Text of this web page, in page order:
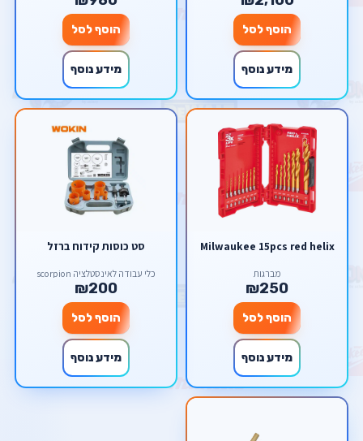
הוסף לסל
מידע נוסף
הוסף לסל
מידע נוסף
Milwaukee 15pcs red helix
מברגות
₪250
הוסף לסל
מידע נוסף
סט כוסות קידוח ברזל
כלי עבודה לאינסטלציה scorpion
₪200
הוסף לסל
מידע נוסף